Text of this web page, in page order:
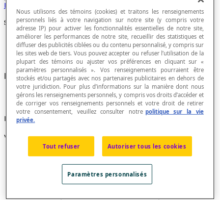
Figures planes
Sommet d'un angle
Point de rencontre des deux côtés d'un angle.
Exemple
Voici un angle AOB de sommet O :
Nous utilisons des témoins (cookies) et traitons les renseignements
personnels liés à votre navigation sur notre site (y compris votre
adresse IP) pour activer les fonctionnalités essentielles de notre site,
améliorer les performances de notre site, recueillir des statistiques et
diffuser des publicités ciblées ou du contenu personnalisé, y compris sur
les sites web de tiers. Vous pouvez accepter ou refuser l’utilisation de la
plupart des témoins ou ajuster vos préférences en cliquant sur «
paramètres personnalisés ». Vos renseignements pourraient être
stockés et/ou partagés avec nos partenaires publicitaires en dehors de
votre juridiction. Pour plus d’informations sur la manière dont nous
gérons les renseignements personnels, y compris vos droits d’accéder et
de corriger vos renseignements personnels et votre droit de retirer
votre consentement, veuillez consulter notre politique sur la vie
privée.
Tout refuser Autoriser tous les cookies
Paramètres personnalisés